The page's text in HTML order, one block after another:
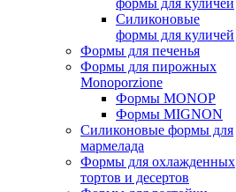
Силиконовые
формы для куличей
Формы для печенья
Формы для пирожных
Monoporzione
Формы MONOP
Формы MIGNON
Силиконовые формы для
мармелада
Формы для oхлажденных
тортов и десертов